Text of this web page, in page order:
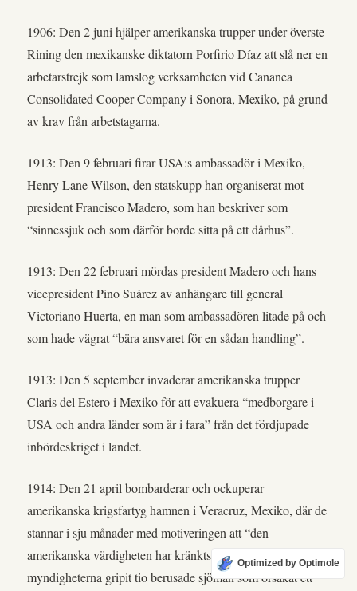
1906: Den 2 juni hjälper amerikanska trupper under överste
Rining den mexikanske diktatorn Porfirio Díaz att slå ner en
arbetarstrejk som lamslog verksamheten vid Cananea
Consolidated Cooper Company i Sonora, Mexiko, på grund
av krav från arbetstagarna.
1913: Den 9 februari firar USA:s ambassadör i Mexiko,
Henry Lane Wilson, den statskupp han organiserat mot
president Francisco Madero, som han beskriver som
“sinnessjuk och som därför borde sitta på ett dårhus”.
1913: Den 22 februari mördas president Madero och hans
vicepresident Pino Suárez av anhängare till general
Victoriano Huerta, en man som ambassadören litade på och
som hade vägrat “bära ansvaret för en sådan handling”.
1913: Den 5 september invaderar amerikanska trupper
Claris del Estero i Mexiko för att evakuera “medborgare i
USA och andra länder som är i fara” från det fördjupade
inbördeskriget i landet.
1914: Den 21 april bombarderar och ockuperar
amerikanska krigsfartyg hamnen i Veracruz, Mexiko, där de
stannar i sju månader med motiveringen att “den
amerikanska värdigheten har kränkts” av att de lokala
myndigheterna gripit tio berusade sjömän som orsakat ett
Optimized by Optimole